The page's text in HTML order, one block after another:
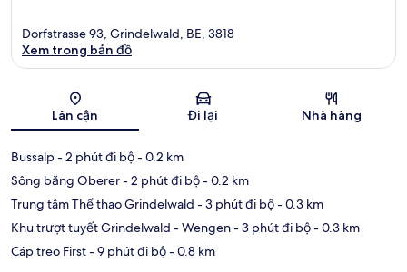
Bản đồ
Dorfstrasse 93, Grindelwald, BE, 3818
Xem trong bản đồ
Lân cận Đi lại Nhà hàng
Bussalp- 2 phút đi bộ- 0.2 km
Sông băng Oberer- 2 phút đi bộ- 0.2 km
Trung tâm Thể thao Grindelwald - 3 phút đi bộ- 0.3 km
Khu trượt tuyết Grindelwald - Wengen- 3 phút đi bộ- 0.3 km
Cáp treo First- 9 phút đi bộ- 0.8 km